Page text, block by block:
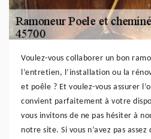
Voulez-vous collaborer un bon
l’entretien, l’installation ou la
et poêle ? Et voulez-vous assurer
convient parfaitement à votre
vous invitons de ne pas hésiter à
notre site. Si vous n’avez pas